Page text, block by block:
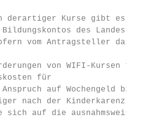
derartiger Kurse gibt es
Bildungskontos des Landes
vom Antragsteller das
von WIFI-Kursen
für
Anspruch auf Wochengeld
nach der Kinderkarenz
sich auf die